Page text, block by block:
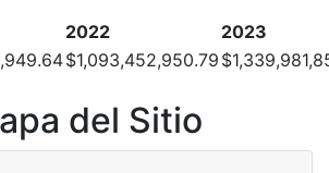
2022
2023
$1,093,452,950.79
del Sitio